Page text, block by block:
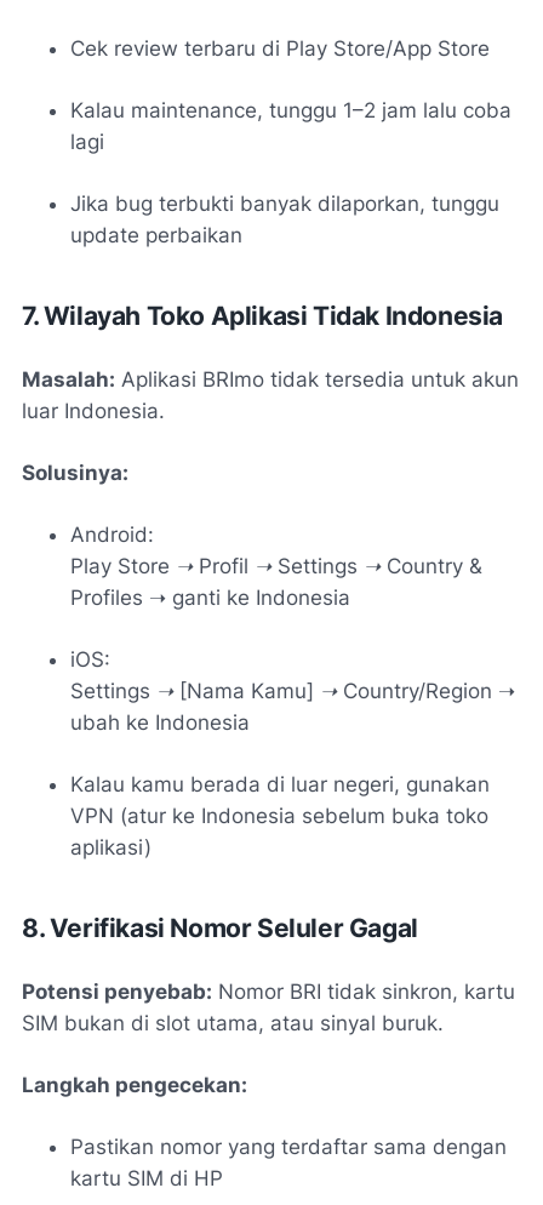
Cek review terbaru di Play Store/App Store
Kalau maintenance, tunggu 1–2 jam lalu coba
lagi
Jika bug terbukti banyak dilaporkan, tunggu
update perbaikan
7. Wilayah Toko Aplikasi Tidak Indonesia
Masalah: Aplikasi BRImo tidak tersedia untuk akun
luar Indonesia.
Solusinya:
Android:
Play Store ➝ Profil ➝ Settings ➝ Country &
Profiles ➝ ganti ke Indonesia
iOS:
Settings ➝ [Nama Kamu] ➝ Country/Region ➝
ubah ke Indonesia
Kalau kamu berada di luar negeri, gunakan
VPN (atur ke Indonesia sebelum buka toko
aplikasi)
8. Verifikasi Nomor Seluler Gagal
Potensi penyebab: Nomor BRI tidak sinkron, kartu
SIM bukan di slot utama, atau sinyal buruk.
Langkah pengecekan:
Pastikan nomor yang terdaftar sama dengan
kartu SIM di HP